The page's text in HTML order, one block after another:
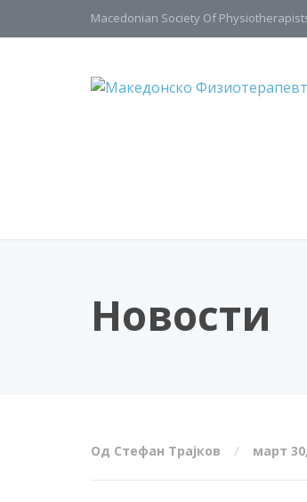
Macedonian Society Of
Новости
Од Стефан Трајков март